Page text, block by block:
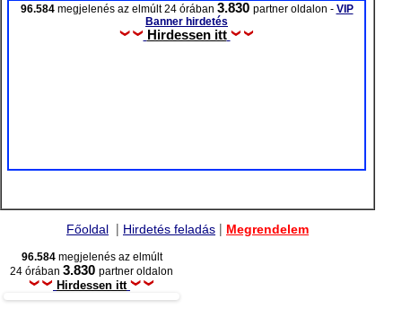
96.584megjelenés az elmúlt 24 órában 3.830 partner oldalon - VIP
Banner hirdetés
Hirdessen itt
Főoldal | Hirdetés feladás | Megrendelem
96.584megjelenés az elmúlt
24 órában 3.830 partner oldalon
Hirdessen itt